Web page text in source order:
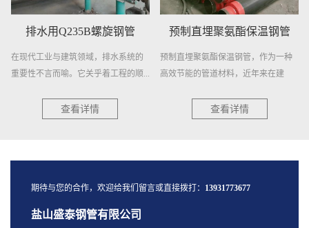
排水用Q235B螺旋钢管
在现代工业与建筑领域，排水系统的
重要性不言而喻。它关乎着工程的顺...
查看详情
预制直埋聚氨酯保温钢管
预制直埋聚氨酯保温钢管，作为一种
高效节能的管道材料，近年来在建
查看详情
期待与您的合作，欢迎给我们留言或直接拨打： 13931773677
盐山盛泰钢管有限公司